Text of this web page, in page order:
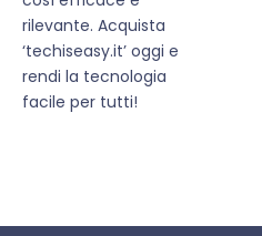
rilevante. Acquista
‘techiseasy.it’ oggi e
rendi la tecnologia
facile per tutti!